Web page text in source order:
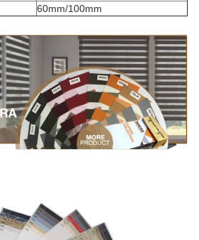
60mm/100mm